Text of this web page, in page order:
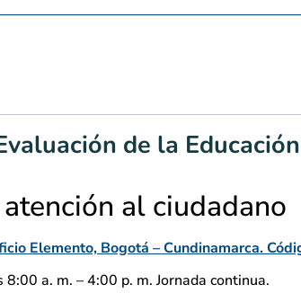
de la
al ciudadano
Elemento, Bogotá – Cundinamarca.
8:00 a. m. – 4:00 p. m. Jornada continua.